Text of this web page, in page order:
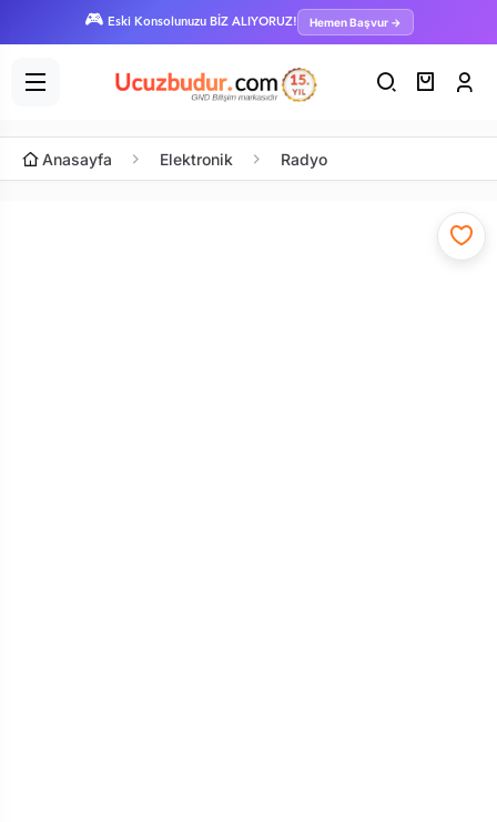
🎮 Eski Konsolunuzu BİZ ALIYORUZ! Hemen Başvur →
Anasayfa Elektronik Radyo